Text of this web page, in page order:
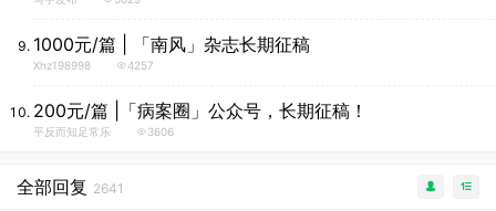
1000元/篇 | 「南风」杂志长期征稿
Xhz198998 4257
200元/篇 |「病案圈」公众号，长期征稿！
平反而知足常乐 3606
全部回复 2641